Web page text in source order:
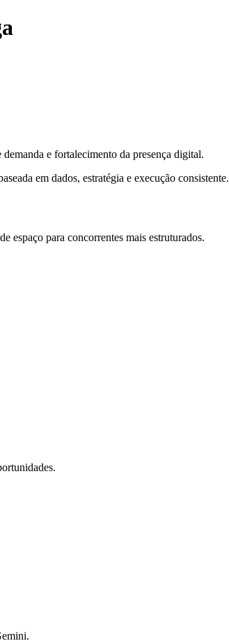
e fortalecimento da presença digital.
em dados, estratégia e execução consistente.
espaço para concorrentes mais estruturados.